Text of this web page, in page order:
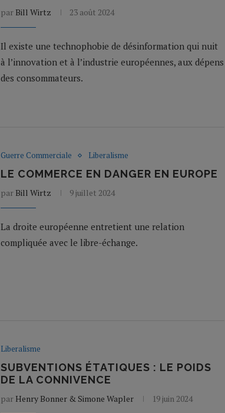
par Bill Wirtz 23 août 2024
Il existe une technophobie de désinformation qui nuit
à l’innovation et à l’industrie européennes, aux dépens
des consommateurs.
Guerre Commerciale Liberalisme
LE COMMERCE EN DANGER EN EUROPE
par Bill Wirtz 9 juillet 2024
La droite européenne entretient une relation
compliquée avec le libre-échange.
Liberalisme
SUBVENTIONS ÉTATIQUES : LE POIDS
DE LA CONNIVENCE
par Henry Bonner & Simone Wapler 19 juin 2024